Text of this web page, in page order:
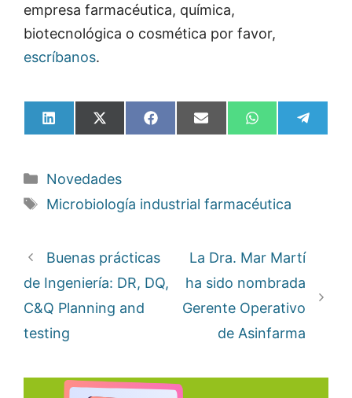
empresa farmacéutica, química,
biotecnológica o cosmética por favor,
escríbanos.
Compartir
en
Compartir
en
Compartir
en
Compartir
en
Compartir
en
en
Categorías
Novedades
Etiquetas
Microbiología industrial farmacéutica
Buenas prácticas
de Ingeniería: DR, DQ,
C&Q Planning and
testing
La Dra. Mar Martí
ha sido nombrada
Gerente Operativo
de Asinfarma